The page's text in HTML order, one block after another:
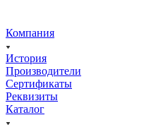
Компания
История
Производители
Сертификаты
Реквизиты
Каталог